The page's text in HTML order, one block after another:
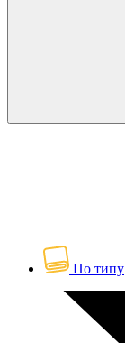
По типу